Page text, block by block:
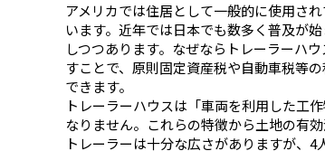
アメリカでは住居として一般的に使用さ
います。近年では日本でも数多く普及が
しつつあります。なぜならトレーラーハ
すことで、原則固定資産税や自動車税等
できます。
トレーラーハウスは「車両を利用した工
なりません。これらの特徴から土地の有
トレーラーは十分な広さがありますが、